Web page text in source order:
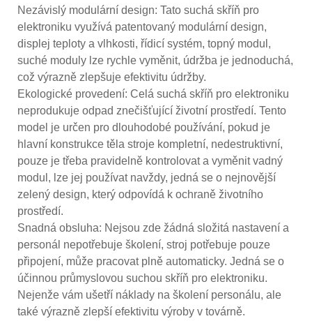
Nezávislý modulární design: Tato suchá skříň pro
elektroniku využívá patentovaný modulární design,
displej teploty a vlhkosti, řídicí systém, topný modul,
suché moduly lze rychle vyměnit, údržba je jednoduchá,
což výrazně zlepšuje efektivitu údržby.
Ekologické provedení: Celá suchá skříň pro elektroniku
neprodukuje odpad znečišťující životní prostředí. Tento
model je určen pro dlouhodobé používání, pokud je
hlavní konstrukce těla stroje kompletní, nedestruktivní,
pouze je třeba pravidelně kontrolovat a vyměnit vadný
modul, lze jej používat navždy, jedná se o nejnovější
zelený design, který odpovídá k ochraně životního
prostředí.
Snadná obsluha: Nejsou zde žádná složitá nastavení a
personál nepotřebuje školení, stroj potřebuje pouze
připojení, může pracovat plně automaticky. Jedná se o
účinnou průmyslovou suchou skříň pro elektroniku.
Nejenže vám ušetří náklady na školení personálu, ale
také výrazně zlepší efektivitu výroby v továrně.